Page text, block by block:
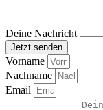
Deine Nachricht
Jetzt senden
Vorname
Nachname
Email